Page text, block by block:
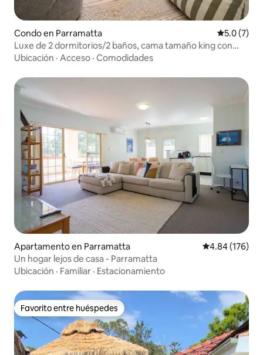
Condo en Parramatta
5.0 (7)
Luxe de 2 dormitorios/2 baños, cama tamaño king con
vistas, piscina, spa, sauna
Ubicación · Acceso · Comodidades
Apartamento en Parramatta Calificación
4.84 (176)
Un hogar lejos de casa - Parramatta
Ubicación · Familiar · Estacionamiento
Favorito entre huéspedes
Favorito entre huéspedes